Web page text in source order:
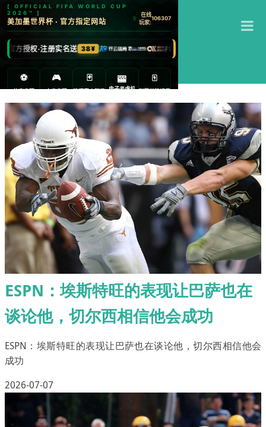
江南体育
ESPN：埃斯特旺的表现让巴萨也在
谈论他，切尔西相信他会成功
ESPN：埃斯特旺的表现让巴萨也在谈论他，切尔西相信他会
成功
2026-07-07